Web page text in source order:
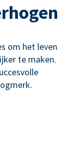
om het leven
te maken.